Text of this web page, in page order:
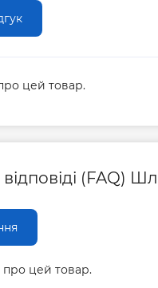
цей товар.
(FAQ)
про цей товар.